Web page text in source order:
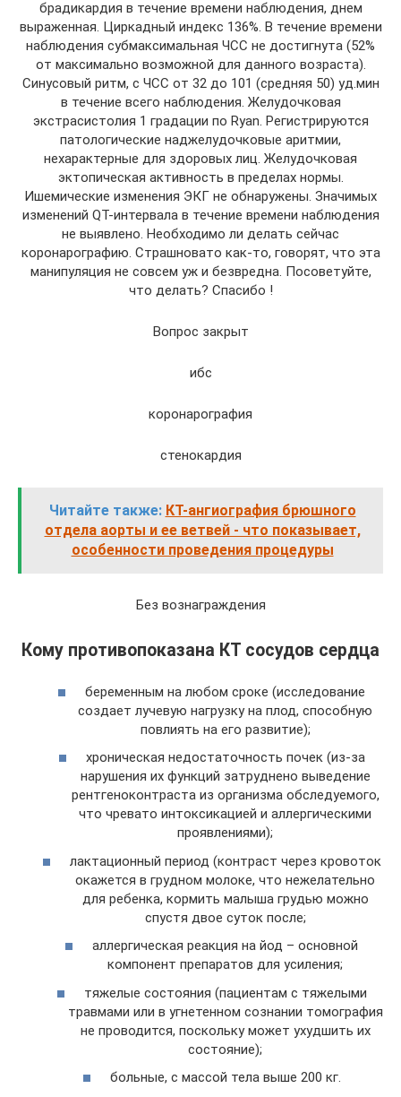
брадикардия в течение времени наблюдения, днем
выраженная. Циркадный индекс 136%. В течение времени
наблюдения субмаксимальная ЧСС не достигнута (52%
от максимально возможной для данного возраста).
Синусовый ритм, с ЧСС от 32 до 101 (средняя 50) уд.мин
в течение всего наблюдения. Желудочковая
экстрасистолия 1 градации по Ryan. Регистрируются
патологические наджелудочковые аритмии,
нехарактерные для здоровых лиц. Желудочковая
эктопическая активность в пределах нормы.
Ишемические изменения ЭКГ не обнаружены. Значимых
изменений QT-интервала в течение времени наблюдения
не выявлено. Необходимо ли делать сейчас
коронарографию. Страшновато как-то, говорят, что эта
манипуляция не совсем уж и безвредна. Посоветуйте,
что делать? Спасибо !
Вопрос закрыт
ибс
коронарография
стенокардия
Читайте также: КТ-ангиография брюшного
отдела аорты и ее ветвей - что показывает,
особенности проведения процедуры
Без вознаграждения
Кому противопоказана КТ сосудов сердца
беременным на любом сроке (исследование
создает лучевую нагрузку на плод, способную
повлиять на его развитие);
хроническая недостаточность почек (из-за
нарушения их функций затруднено выведение
рентгеноконтраста из организма обследуемого,
что чревато интоксикацией и аллергическими
проявлениями);
лактационный период (контраст через кровоток
окажется в грудном молоке, что нежелательно
для ребенка, кормить малыша грудью можно
спустя двое суток после;
аллергическая реакция на йод – основной
компонент препаратов для усиления;
тяжелые состояния (пациентам с тяжелыми
травмами или в угнетенном сознании томография
не проводится, поскольку может ухудшить их
состояние);
больные, с массой тела выше 200 кг.